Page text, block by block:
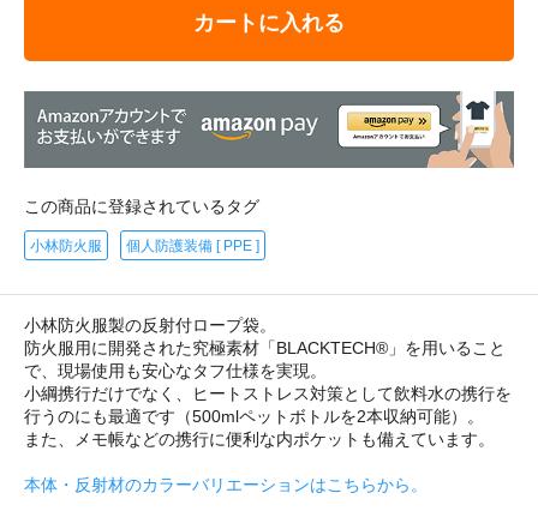
カートに入れる
この商品に登録されているタグ
小林防火服 個人防護装備 [ PPE ]
小林防火服製の反射付ロープ袋。
防火服用に開発された究極素材「BLACKTECH®」を用いること
で、現場使用も安心なタフ仕様を実現。
小綱携行だけでなく、ヒートストレス対策として飲料水の携行を
行うのにも最適です（500mlペットボトルを2本収納可能）。
また、メモ帳などの携行に便利な内ポケットも備えています。
本体・反射材のカラーバリエーションはこちらから。